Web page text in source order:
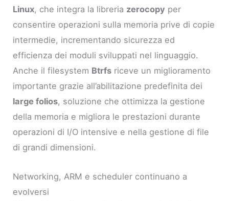
Linux, che integra la libreria zerocopy per
consentire operazioni sulla memoria prive di copie
intermedie, incrementando sicurezza ed
efficienza dei moduli sviluppati nel linguaggio.
Anche il filesystem Btrfs riceve un miglioramento
importante grazie all’abilitazione predefinita dei
large folios, soluzione che ottimizza la gestione
della memoria e migliora le prestazioni durante
operazioni di I/O intensive e nella gestione di file
di grandi dimensioni.
Networking, ARM e scheduler continuano a
evolversi